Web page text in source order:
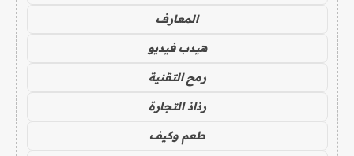
المعارف
هيدب فيديو
رمح التقنية
رذاذ التجارة
طعم وكيف